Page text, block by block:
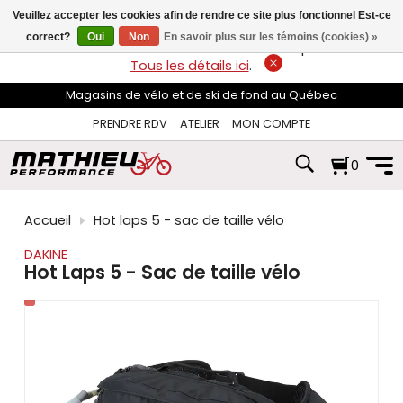
flèches
haut
et
pour
sélectionner
disponible.
Appuyez
pour
au
résultat
de
d'appareils
tactiles
peuvent
LIVRAISON GRATUITEsur les commandes de plus de 74$*.
Tous les détails ici.
Magasins de vélo et de ski de fond au Québec
PRENDRE RDV
ATELIER MON COMPTE
0
Accueil
Hot laps 5 - sac de taille vélo
DAKINE
Hot Laps 5 - Sac de taille vélo
Veuillez accepter les cookies afin de rendre ce site plus fonctionnel Est-ce
correct?
Oui Non En savoir plus sur les témoins (cookies) »